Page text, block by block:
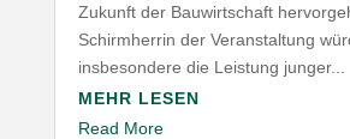
Zukunft der Bauwirtschaft
Schirmherrin der Veranstaltung
insbesondere die Leistung junger...
MEHR LESEN
Read More